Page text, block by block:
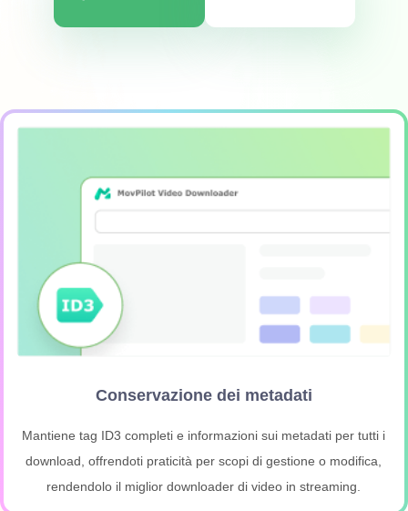
Conservazione dei metadati
Mantiene tag ID3 completi e informazioni sui metadati per tutti i
download, offrendoti praticità per scopi di gestione o modifica,
rendendolo il miglior downloader di video in streaming.